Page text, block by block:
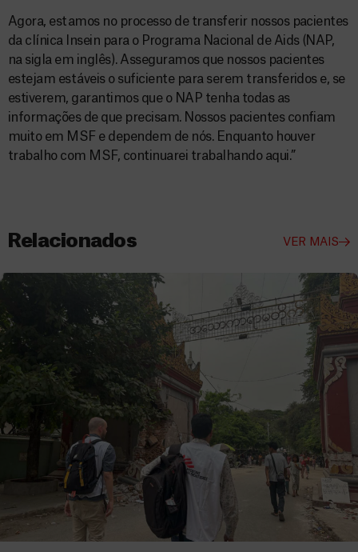
Agora, estamos no processo de transferir nossos pacientes
da clínica Insein para o Programa Nacional de Aids (NAP,
na sigla em inglês). Asseguramos que nossos pacientes
estejam estáveis o suficiente para serem transferidos e, se
estiverem, garantimos que o NAP tenha todas as
informações de que precisam. Nossos pacientes confiam
muito em MSF e dependem de nós. Enquanto houver
trabalho com MSF, continuarei trabalhando aqui.”
Relacionados VER MAIS